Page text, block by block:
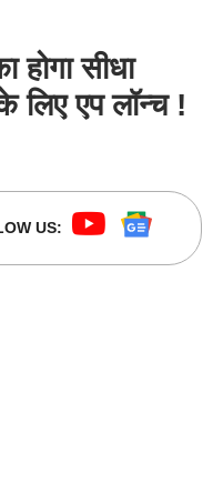
होगा सीधा
लिए एप लॉन्च !
US: